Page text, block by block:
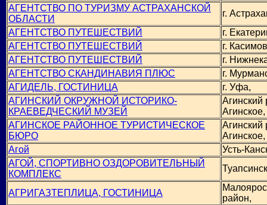
АГЕНТСТВО ПО ТУРИЗМУ АСТРАХАНСКОЙ
ОБЛАСТИ
г.
АГЕНТСТВО ПУТЕШЕСТВИЙ
г.
АГЕНТСТВО ПУТЕШЕСТВИЙ
г.
АГЕНТСТВО ПУТЕШЕСТВИЙ
г.
АГЕНТСТВО СКАНДИНАВИЯ ПЛЮС
г.
АГИДЕЛЬ, ГОСТИНИЦА
г. Уфа,
АГИНСКИЙ ОКРУЖНОЙ ИСТОРИКО-
КРАЕВЕДЧЕСКИЙ МУЗЕЙ
Агинский
Агинское,
АГИНСКОЕ РАЙОННОЕ ТУРИСТИЧЕСКОЕ
БЮРО
Агинский
Агинское,
Агой
Усть-
АГОЙ, СПОРТИВНО ОЗДОРОВИТЕЛЬНЫЙ
КОМПЛЕКС
АГРИГАЗТЕПЛИЦА, ГОСТИНИЦА
район,